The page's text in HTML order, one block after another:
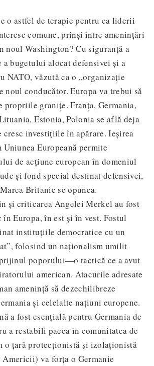
o astfel de terapie pentru ca liderii
comune, prinși între amenințări
noul Washington? Cu siguranță a
bugetului alocat defensivei și a
NATO, văzută ca o „organizație
noul conducător. Europa va trebui să
propriile granițe. Franța, Germania,
Estonia, Polonia se află deja
investițiile în apărare. Ieșirea
Europeană permite
de acțiune european în domeniul
și fond special destinat defensivei,
Britanie se opunea.
și criticarea Angelei Merkel au fost
Europa, în est și în vest. Fostul
instituțiile democratice cu un
folosind un naționalism umilit
poporului—o tactică ce a avut
american. Atacurile adresate
amenință să dezechilibreze
și celelalte națiuni europene.
a fost esențială pentru Germania de
a restabili pacea în comunitatea de
o țară protecționistă și izolaționistă
Americii) va forța o Germanie